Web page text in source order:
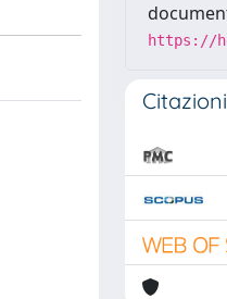
https://
Citazioni